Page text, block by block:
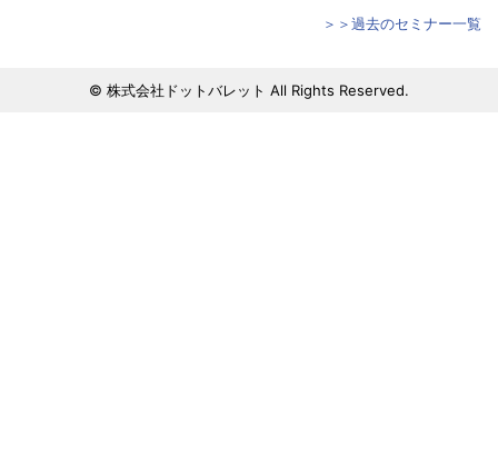
＞＞過去のセミナー一覧
© 株式会社ドットバレット All Rights Reserved.